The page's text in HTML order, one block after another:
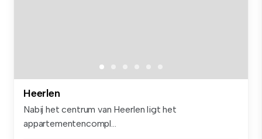
Heerlen
Nabij het centrum van Heerlen ligt het
appartementencompl...